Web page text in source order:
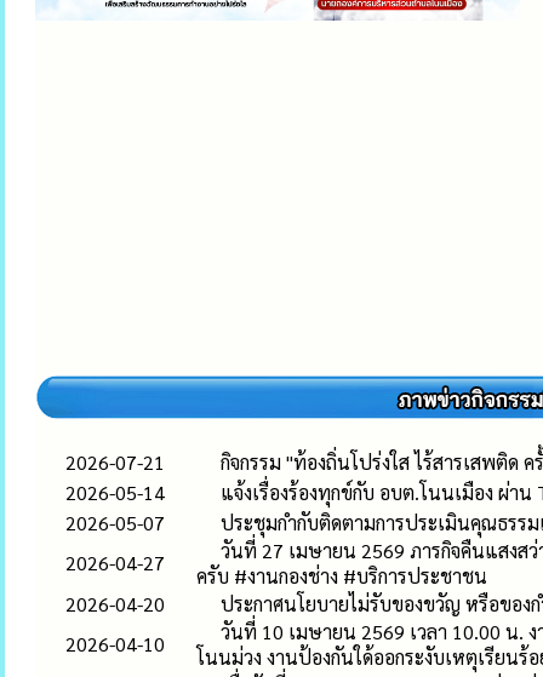
2026-07-21
กิจกรรม "ท้องถิ่นโปร่งใส ไร้สารเสพติด
2026-05-14
แจ้งเรื่องร้องทุกข์กับ อบต.โนนเมือง ผ่าน
2026-05-07
ประชุมกำกับติดตามการประเมินคุณธรร
2026-04-27
วันที่ 27 เมษายน 2569 ภารกิจคืนแสงส
ครับ #งานกองช่าง #บริการประชาชน
2026-04-20
ประกาศนโยบายไม่รับของขวัญ หรือขอ
2026-04-10
วันที่ 10 เมษายน 2569 เวลา 10.00 น.
โนนม่วง งานป้องกันใด้ออกระงับเหตุเรียนร้